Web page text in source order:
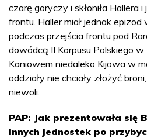
czarę goryczy i skłoniła Hallera
frontu. Haller miał jednak epizod
podczas przejścia frontu pod
dowódcą II Korpusu Polskiego
Kaniowem niedaleko Kijowa w
oddziały nie chciały złożyć
niewoli.
PAP: Jak prezentowała się
innych jednostek po